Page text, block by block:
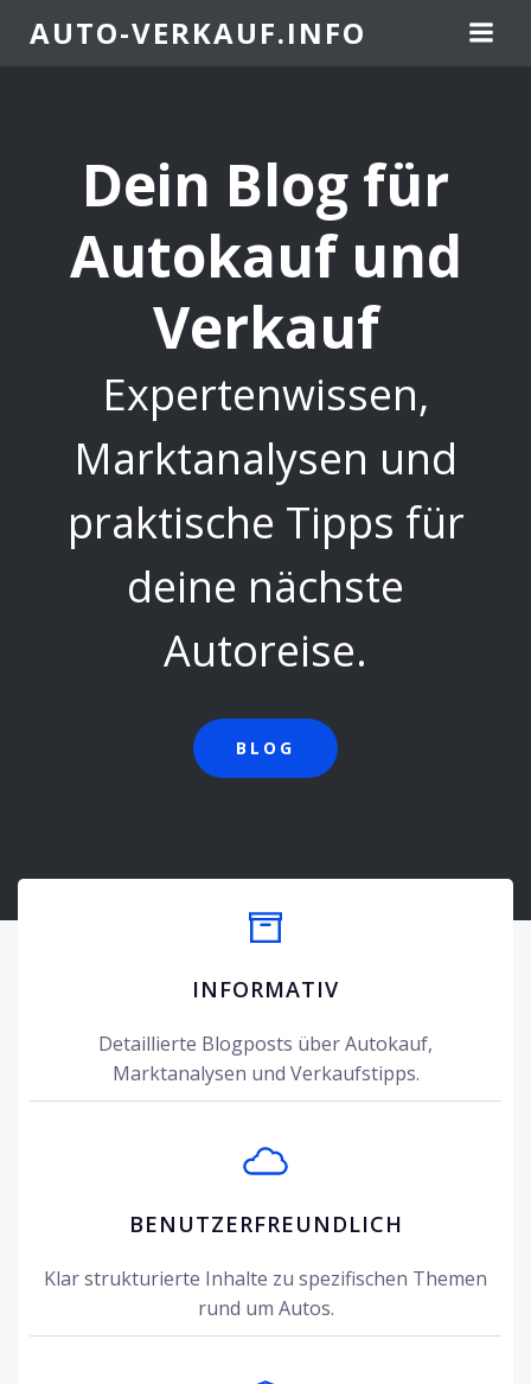
zum
AUTO-VERKAUF.INFO
Dein Blog für
Autokauf und
Verkauf
Expertenwissen,
Marktanalysen und
praktische Tipps für
deine nächste
Autoreise.
BLOG
INFORMATIV
Detaillierte Blogposts über Autokauf,
Marktanalysen und Verkaufstipps.
BENUTZERFREUNDLICH
Klar strukturierte Inhalte zu spezifischen Themen
rund um Autos.